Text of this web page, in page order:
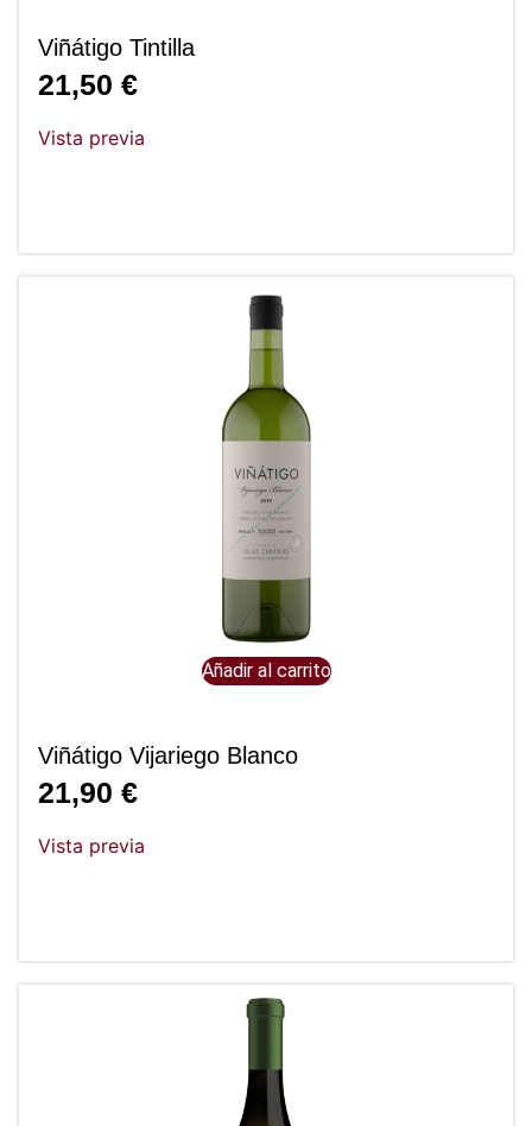
Viñátigo Tintilla
21,50 €
Vista previa
Añadir al carrito
Viñátigo Vijariego Blanco
21,90 €
Vista previa